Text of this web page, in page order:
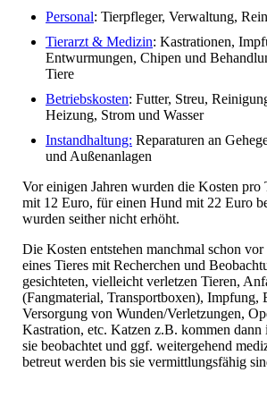
Personal: Tierpfleger, Verwaltung,
Tierarzt & Medizin: Kastrationen,
Entwurmungen, Chipen und
Tiere
Betriebskosten: Futter, Streu,
Heizung, Strom und Wasser
Instandhaltung: Reparaturen an
und Außenanlagen
Vor einigen Jahren wurden die Kosten pro
mit 12 Euro, für einen Hund mit 22 Euro
wurden seither nicht erhöht.
Die Kosten entstehen manchmal schon
eines Tieres mit Recherchen und
gesichteten, vielleicht verletzen Tieren,
(Fangmaterial, Transportboxen), Impfung,
Versorgung von Wunden/Verletzungen,
Kastration, etc. Katzen z.B. kommen dann
sie beobachtet und ggf. weitergehend
betreut werden bis sie vermittlungsfähig